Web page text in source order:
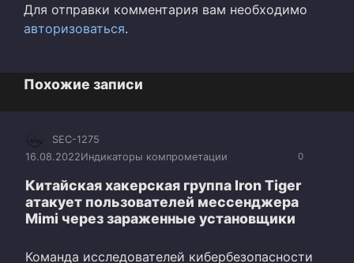
Для отправки комментария вам необходимо
авторизоваться.
Похожие записи
0
SEC-1275
16.08.2022Индикаторы компрометации
Китайская хакерская группа Iron Tiger
атакует пользователей мессенджера
Mimi через зараженные установщики
Команда исследователей кибербезопасности